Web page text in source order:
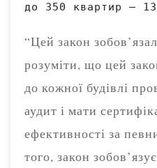
“Цей закон
розуміти, що цей
до кожної будівлі
аудит і мати
ефективності за
того, закон